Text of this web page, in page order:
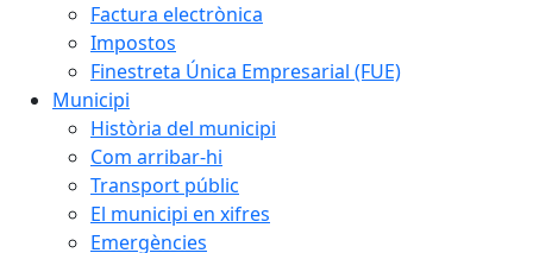
Factura electrònica
Impostos
Finestreta Única Empresarial (FUE)
Municipi
Història del municipi
Com arribar-hi
Transport públic
El municipi en xifres
Emergències